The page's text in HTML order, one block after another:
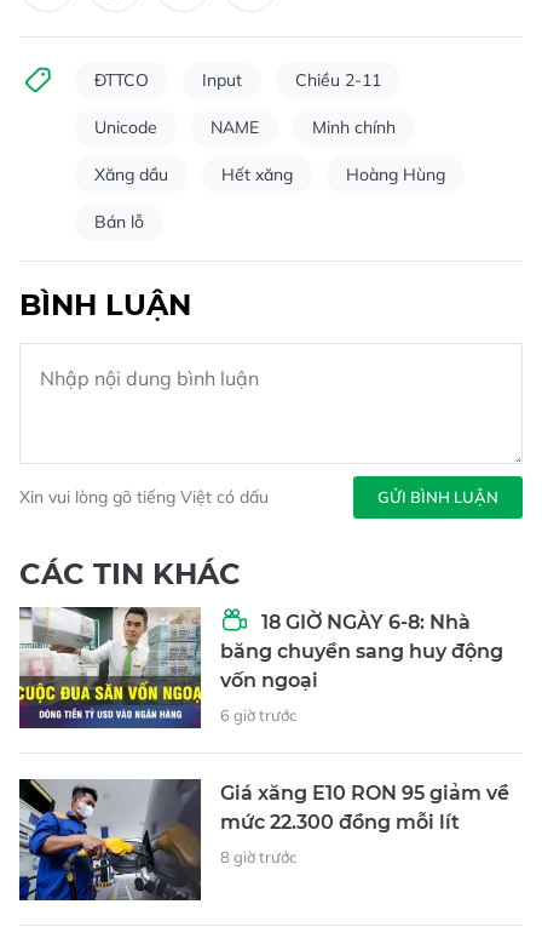
ĐTTCO Input Chiều 2-11
Unicode NAME Minh chính
Xăng dầu Hết xăng Hoàng Hùng
Bán lỗ
BÌNH LUẬN
Xin vui lòng gõ tiếng Việt có dấu GỬI BÌNH LUẬN
CÁC TIN KHÁC
18 GIỜ NGÀY 6-8: Nhà
băng chuyển sang huy động
vốn ngoại
6 giờ trước
Giá xăng E10 RON 95 giảm về
mức 22.300 đồng mỗi lít
8 giờ trước